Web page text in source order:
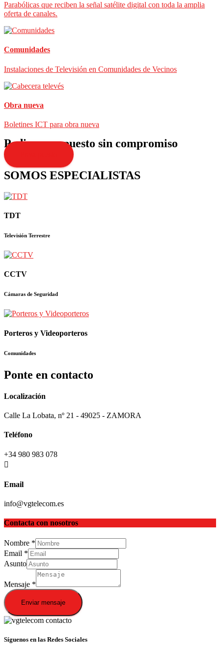
Parabólicas que reciben la señal satélite digital con toda la amplia
oferta de canales.
Comunidades
Instalaciones de Televisión en Comunidades de Vecinos
Obra nueva
Boletines ICT para obra nueva
Pedir presupuesto sin compromiso
SOMOS ESPECIALISTAS
TDT
Televisión Terrestre
CCTV
Cámaras de Seguridad
Porteros y Videoporteros
Comunidades
Ponte en contacto
Localización
Calle La Lobata, nº 21 - 49025 - ZAMORA
Teléfono
+34 980 983 078
Email
info@vgtelecom.es
Contacta con nosotros
Nombre *
Email *
Asunto
Mensaje *
Enviar mensaje
Síguenos en las Redes Sociales